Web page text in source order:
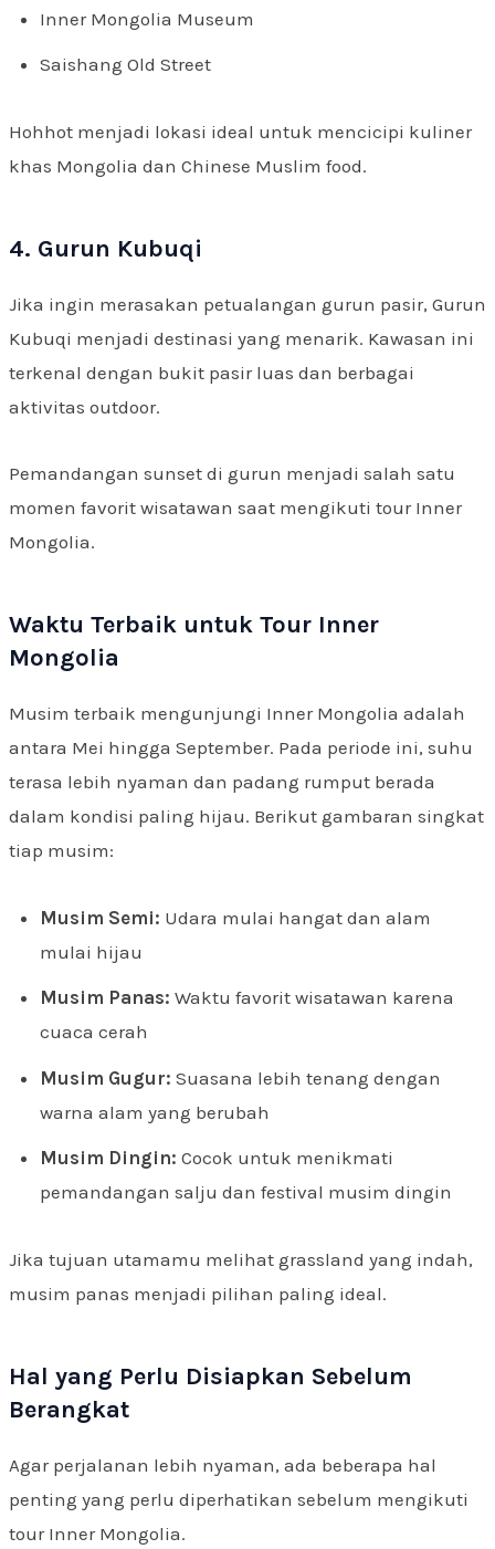
Inner Mongolia Museum
Saishang Old Street
Hohhot menjadi lokasi ideal untuk mencicipi kuliner
khas Mongolia dan Chinese Muslim food.
4. Gurun Kubuqi
Jika ingin merasakan petualangan gurun pasir, Gurun
Kubuqi menjadi destinasi yang menarik. Kawasan ini
terkenal dengan bukit pasir luas dan berbagai
aktivitas outdoor.
Pemandangan sunset di gurun menjadi salah satu
momen favorit wisatawan saat mengikuti tour Inner
Mongolia.
Waktu Terbaik untuk Tour Inner
Mongolia
Musim terbaik mengunjungi Inner Mongolia adalah
antara Mei hingga September. Pada periode ini, suhu
terasa lebih nyaman dan padang rumput berada
dalam kondisi paling hijau. Berikut gambaran singkat
tiap musim:
Musim Semi: Udara mulai hangat dan alam
mulai hijau
Musim Panas: Waktu favorit wisatawan karena
cuaca cerah
Musim Gugur: Suasana lebih tenang dengan
warna alam yang berubah
Musim Dingin: Cocok untuk menikmati
pemandangan salju dan festival musim dingin
Jika tujuan utamamu melihat grassland yang indah,
musim panas menjadi pilihan paling ideal.
Hal yang Perlu Disiapkan Sebelum
Berangkat
Agar perjalanan lebih nyaman, ada beberapa hal
penting yang perlu diperhatikan sebelum mengikuti
tour Inner Mongolia.